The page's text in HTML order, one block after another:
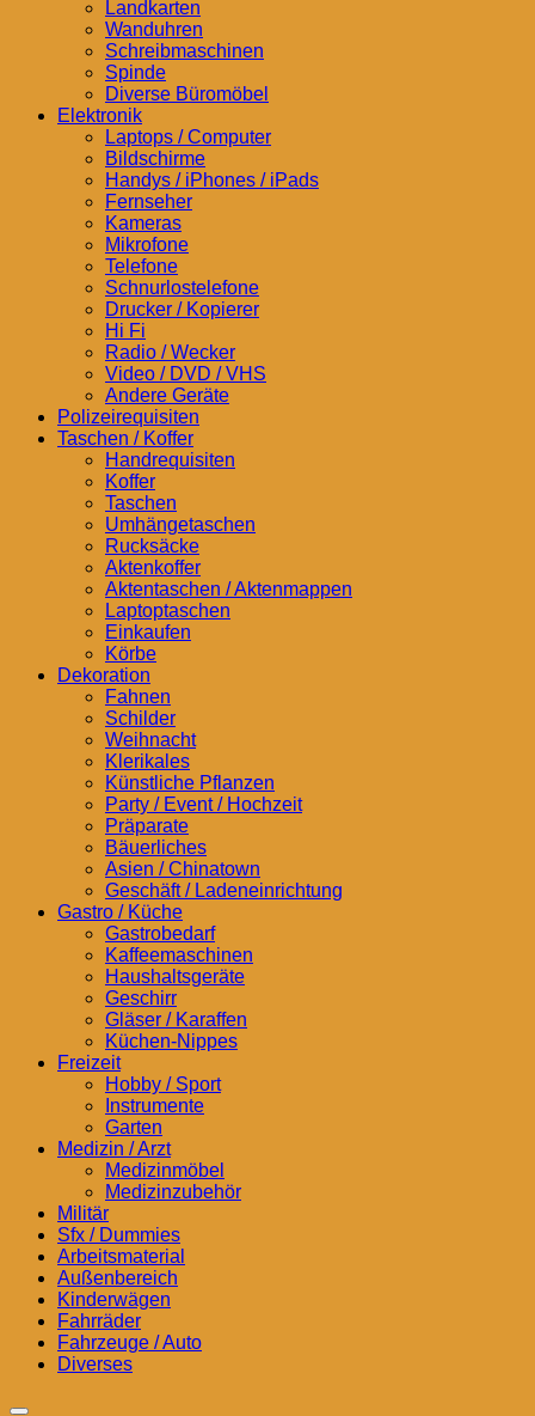
Landkarten
Wanduhren
Schreibmaschinen
Spinde
Diverse Büromöbel
Elektronik
Laptops / Computer
Bildschirme
Handys / iPhones / iPads
Fernseher
Kameras
Mikrofone
Telefone
Schnurlostelefone
Drucker / Kopierer
Hi Fi
Radio / Wecker
Video / DVD / VHS
Andere Geräte
Polizeirequisiten
Taschen / Koffer
Handrequisiten
Koffer
Taschen
Umhängetaschen
Rucksäcke
Aktenkoffer
Aktentaschen / Aktenmappen
Laptoptaschen
Einkaufen
Körbe
Dekoration
Fahnen
Schilder
Weihnacht
Klerikales
Künstliche Pflanzen
Party / Event / Hochzeit
Präparate
Bäuerliches
Asien / Chinatown
Geschäft / Ladeneinrichtung
Gastro / Küche
Gastrobedarf
Kaffeemaschinen
Haushaltsgeräte
Geschirr
Gläser / Karaffen
Küchen-Nippes
Freizeit
Hobby / Sport
Instrumente
Garten
Medizin / Arzt
Medizinmöbel
Medizinzubehör
Militär
Sfx / Dummies
Arbeitsmaterial
Außenbereich
Kinderwägen
Fahrräder
Fahrzeuge / Auto
Diverses